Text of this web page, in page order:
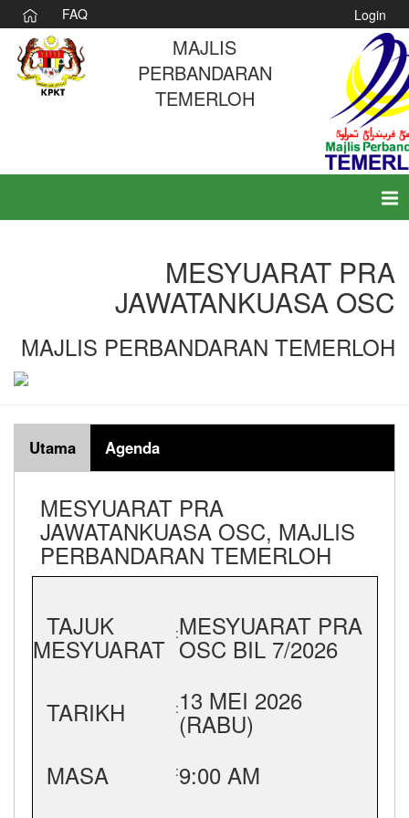
FAQ Login
MAJLIS
PERBANDARAN
TEMERLOH
MESYUARAT PRA
JAWATANKUASA OSC
MAJLIS PERBANDARAN TEMERLOH
Utama Agenda
MESYUARAT PRA
JAWATANKUASA OSC, MAJLIS
PERBANDARAN TEMERLOH
TAJUK
MESYUARAT :MESYUARAT PRA
OSC BIL 7/2026
TARIKH
:13 MEI 2026
(RABU)
MASA
:9:00 AM